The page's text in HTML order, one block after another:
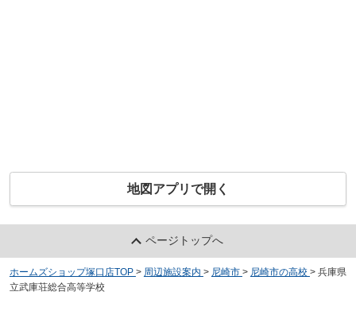
地図アプリで開く
ページトップへ
ホームズショップ塚口店TOP > 周辺施設案内 > 尼崎市 > 尼崎市の高校 > 兵庫県
立武庫荘総合高等学校